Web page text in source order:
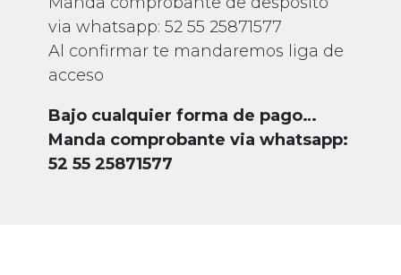
via whatsapp: 52 55 25871577
Al confirmar te mandaremos liga de
acceso
Bajo cualquier forma de pago…
Manda comprobante via whatsapp:
52 55 25871577